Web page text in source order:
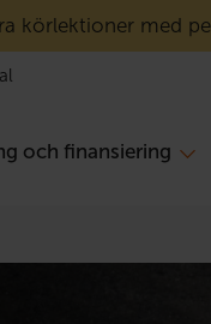
körlektioner med
och finansiering